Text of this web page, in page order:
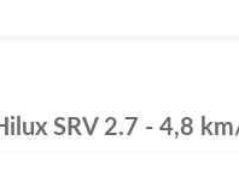
SRV 2.7 - 4,8